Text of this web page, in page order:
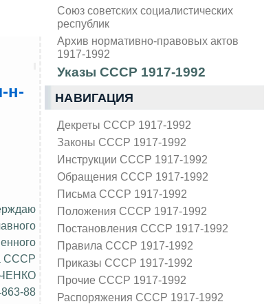
Союз советских социалистических
республик
Архив нормативно-правовых актов
1917-1992
Указы СССР 1917-1992
НАВИГАЦИЯ
Декреты СССР 1917-1992
Законы СССР 1917-1992
Инструкции СССР 1917-1992
Обращения СССР 1917-1992
Письма СССР 1917-1992
Положения СССР 1917-1992
Постановления СССР 1917-1992
Правила СССР 1917-1992
Приказы СССР 1917-1992
Прочие СССР 1917-1992
Распоряжения СССР 1917-1992
н-
СССР
88